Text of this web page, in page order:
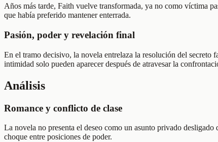
Años más tarde, Faith vuelve transformada, ya no como víctima
que había preferido mantener enterrada.
Pasión, poder y revelación final
En el tramo decisivo, la novela entrelaza la resolución del
intimidad solo pueden aparecer después de atravesar la
Análisis
Romance y conflicto de clase
La novela no presenta el deseo como un asunto privado
choque entre posiciones de poder.